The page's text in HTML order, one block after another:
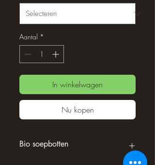
Aantal *
In winkelwagen
Nu kopen
Bio soepbotten